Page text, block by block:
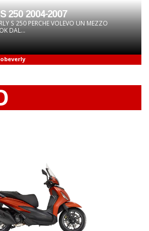
250 2004-2007
S 250 PERCHE VOLEVO UN MEZZO
DAL...